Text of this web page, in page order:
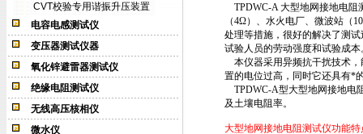
CVT校验专用谐振升压装置
电容电感测试仪
变压器测试仪器
氧化锌避雷器测试仪
绝缘电阻测试仪
无线高压核相仪
微水仪
TPDWC-A 大型地网接地电阻
（4Ω）、水火电厂、微波站（
处理等措施，很好的解决了测
试验人员的劳动强度和试验成本
本仪器采用异频抗干扰技术，
置的电位过高，同时它还具有*
TPDWC-A型大型地网接地电
及土壤电阻率。
大型地网接地电阻测试仪功能特